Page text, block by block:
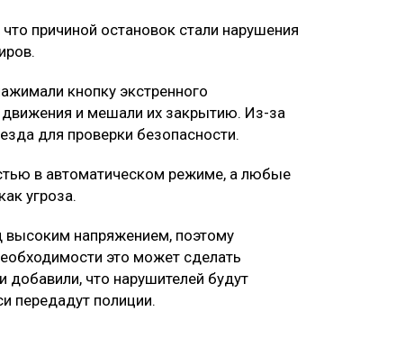
причиной остановок стали нарушения
кнопку экстренного
и мешали их закрытию. Из-за
для проверки безопасности.
в автоматическом режиме, а любые
угроза.
высоким напряжением, поэтому
это может сделать
добавили, что нарушителей будут
передадут полиции.